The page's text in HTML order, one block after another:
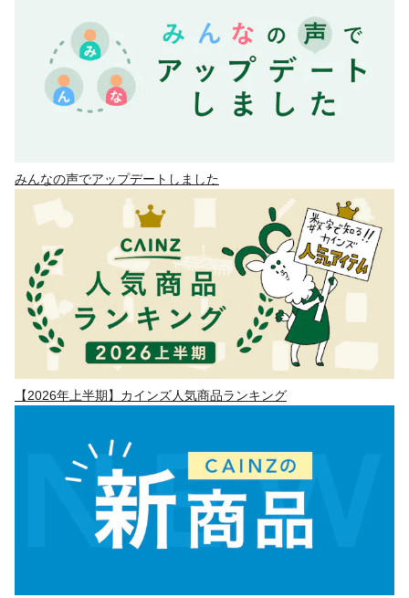
みんなの声でアップデートしました
【2026年上半期】カインズ人気商品ランキング